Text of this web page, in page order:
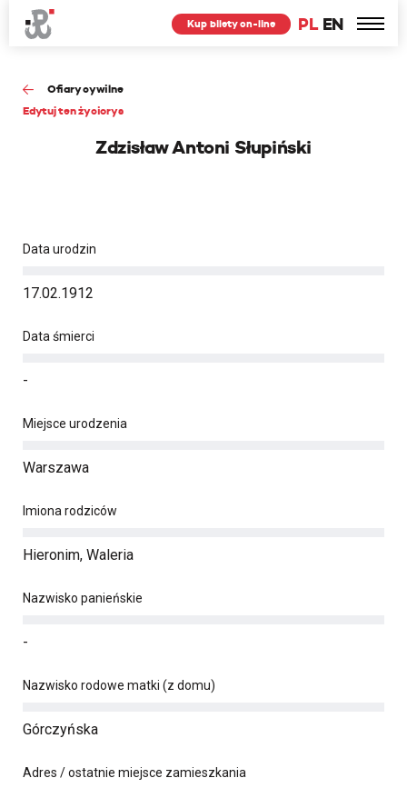
PL EN
Kup bilety on-line
Ofiary cywilne
Edytuj ten życiorys
Zdzisław Antoni Słupiński
Data urodzin
17.02.1912
Data śmierci
-
Miejsce urodzenia
Warszawa
Imiona rodziców
Hieronim, Waleria
Nazwisko panieńskie
-
Nazwisko rodowe matki (z domu)
Górczyńska
Adres / ostatnie miejsce zamieszkania